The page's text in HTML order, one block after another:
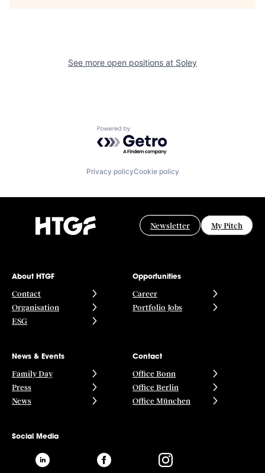
See more open positions at Soley
Powered by Getro.com
Privacy policyCookie policy
Newsletter My Pitch
About HTGF
Contact
Organisation
ESG
Opportunities
Career
Portfolio Jobs
News & Events
Family Day
Press
News
Contact
Office Bonn
Office Berlin
Office München
Social Media